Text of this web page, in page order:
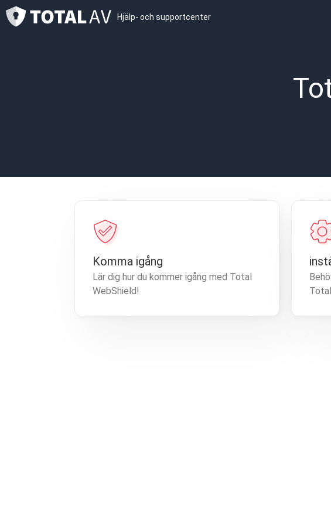
Hjälp- och supportcenter
Komma igång
Lär dig hur du kommer igång med Total
WebShield!